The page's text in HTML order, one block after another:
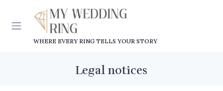
WHERE EVERY RING TELLS YOUR STORY
Legal notices